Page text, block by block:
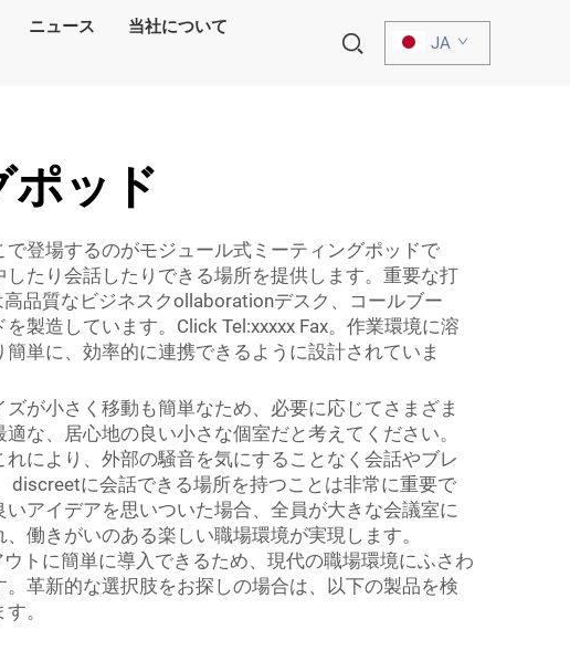
ニュース
当社について
JA
ポッド
登場するのがモジュール式ミーティングポッドで
たり会話したりできる場所を提供します。重要な打
品質なビジネスクollaborationデスク、コールブー
製造しています。Click Tel:xxxxx Fax。作業環境に溶
単に、効率的に連携できるように設計されていま
が小さく移動も簡単なため、必要に応じてさまざま
な、居心地の良い小さな個室だと考えてください。
により、外部の騒音を気にすることなく会話やブレ
discreetに会話できる場所を持つことは非常に重要で
アイデアを思いついた場合、全員が大きな会議室に
働きがいのある楽しい職場環境が実現します。
トに簡単に導入できるため、現代の職場環境にふさわ
革新的な選択肢をお探しの場合は、以下の製品を検
。